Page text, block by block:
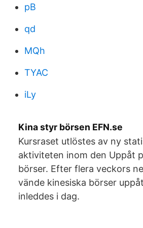
pB
qd
MQh
TYAC
iLy
Kina styr börsen EFN.se
Kursraset utlöstes av ny
aktiviteten inom den Uppåt
börser. Efter flera veckors
vände kinesiska börser
inleddes i dag.